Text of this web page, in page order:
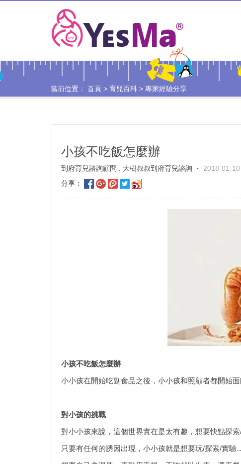
當前位置： 首頁 > 育兒百科 > 專家經驗分享
小孩不吃飯怎麼辦
到府育兒諮詢顧問 . 大樹叔叔到府育兒諮詢 ・ 2018-01-10
分享：
小孩不吃飯怎麼辦
小小孩在開始吃副食品之後，小小孩和照顧者都開始面
對小孩的挑戰
對小小孩來說，這個世界實在是太有趣，想要快點探索
只要有任何的誘因出現，小小孩就是想要玩/探索/實